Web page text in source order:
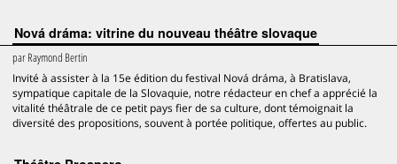
Nová dráma: vitrine du nouveau théâtre slovaque
parRaymond Bertin
Invité à assister à la 15e édition du festival Nová dráma, à Bratislava,
sympatique capitale de la Slovaquie, notre rédacteur en chef a apprécié la
vitalité théâtrale de ce petit pays fier de sa culture, dont témoignait la
diversité des propositions, souvent à portée politique, offertes au public.